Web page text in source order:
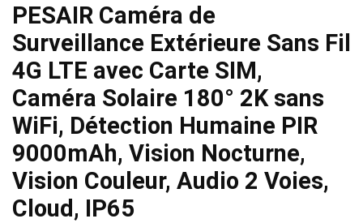
PESAIR Caméra de
Surveillance Extérieure Sans Fil
4G LTE avec Carte SIM,
Caméra Solaire 180° 2K sans
WiFi, Détection Humaine PIR
9000mAh, Vision Nocturne,
Vision Couleur, Audio 2 Voies,
Cloud, IP65